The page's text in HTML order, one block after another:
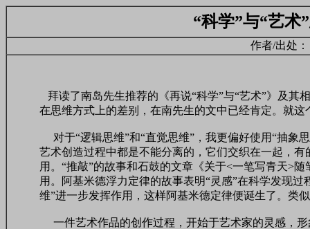
“科学”与“艺术
作者/出处
拜读了南岛先生推荐的《再说“科学”与“艺术”》及其
在思维方式上的差别，在南先生的文中已经肯定。就这
对于“逻辑思维”和“直觉思维”，我更偏好使用“抽象
艺术创造过程中都是不能分离的，它们交织在一起，
用。“推敲”的故事和石鼓的文章《关于<一笔写青天>
用。阿基米德浮力定律的故事表明“灵感”在科学发现
维”进一步发挥作用，这样阿基米德定律便诞生了。类
一件艺术作品的创作过程，开始于艺术家的灵感，